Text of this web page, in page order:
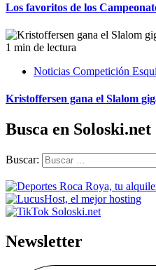
Los favoritos de los
1 min de lectura
Noticias Competición
Kristoffersen gana el Slalom
Busca en Soloski.net
Buscar:
Newsletter